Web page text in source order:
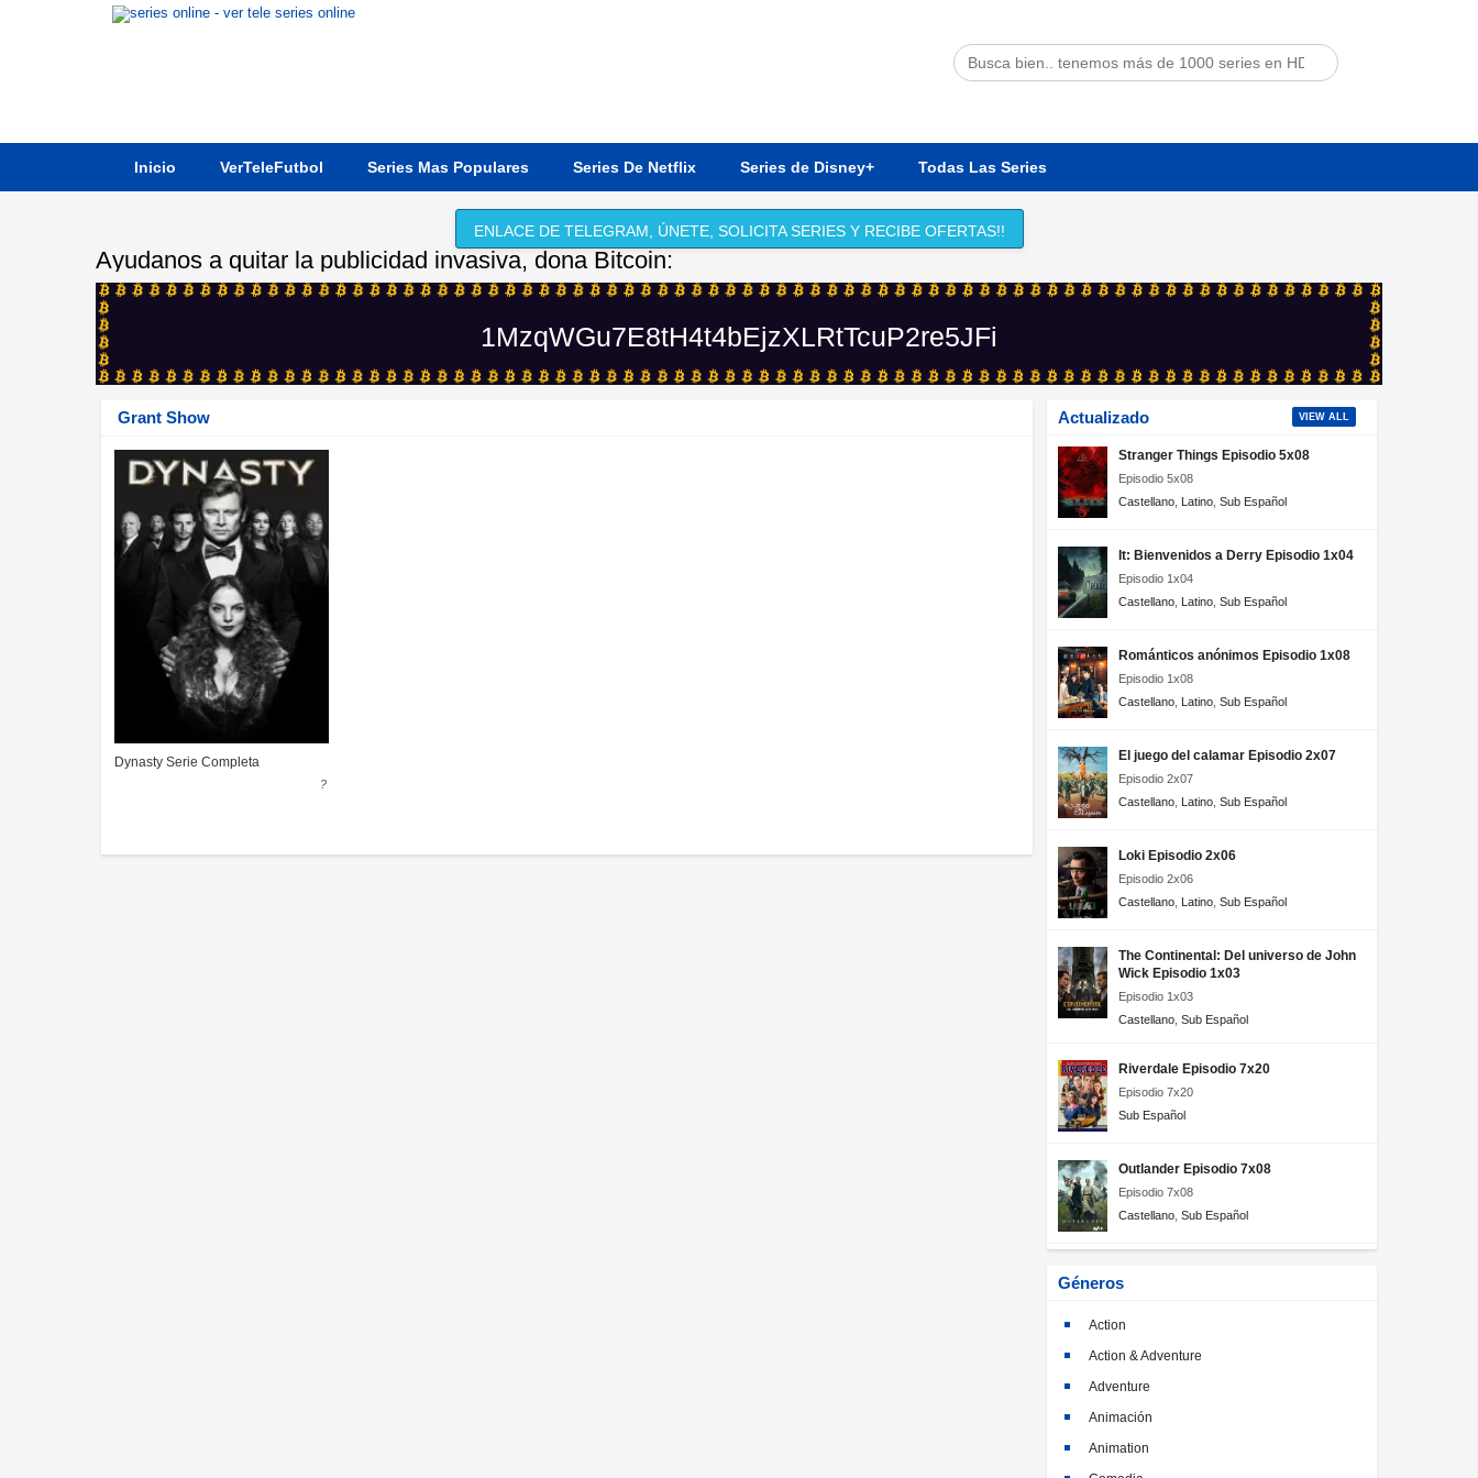
Inicio VerTeleFutbol Series Mas Populares Series De Netflix Series de Disney+ Todas Las Series
ENLACE DE TELEGRAM, ÚNETE, SOLICITA SERIES Y RECIBE OFERTAS!!
Ayudanos a quitar la publicidad invasiva, dona Bitcoin:
1MzqWGu7E8tH4t4bEjzXLRtTcuP2re5JFi
Grant Show
Dynasty Serie Completa
?
Actualizado VIEW ALL
Stranger Things Episodio 5x08
Episodio 5x08
Castellano Latino Sub Español
It: Bienvenidos a Derry Episodio 1x04
Episodio 1x04
Castellano Latino Sub Español
Románticos anónimos Episodio 1x08
Episodio 1x08
Castellano Latino Sub Español
El juego del calamar Episodio 2x07
Episodio 2x07
Castellano Latino Sub Español
Loki Episodio 2x06
Episodio 2x06
Castellano Latino Sub Español
The Continental: Del universo de John
Wick Episodio 1x03
Episodio 1x03
Castellano Sub Español
Riverdale Episodio 7x20
Episodio 7x20
Sub Español
Outlander Episodio 7x08
Episodio 7x08
Castellano Sub Español
Géneros
Action
Action & Adventure
Adventure
Animación
Animation